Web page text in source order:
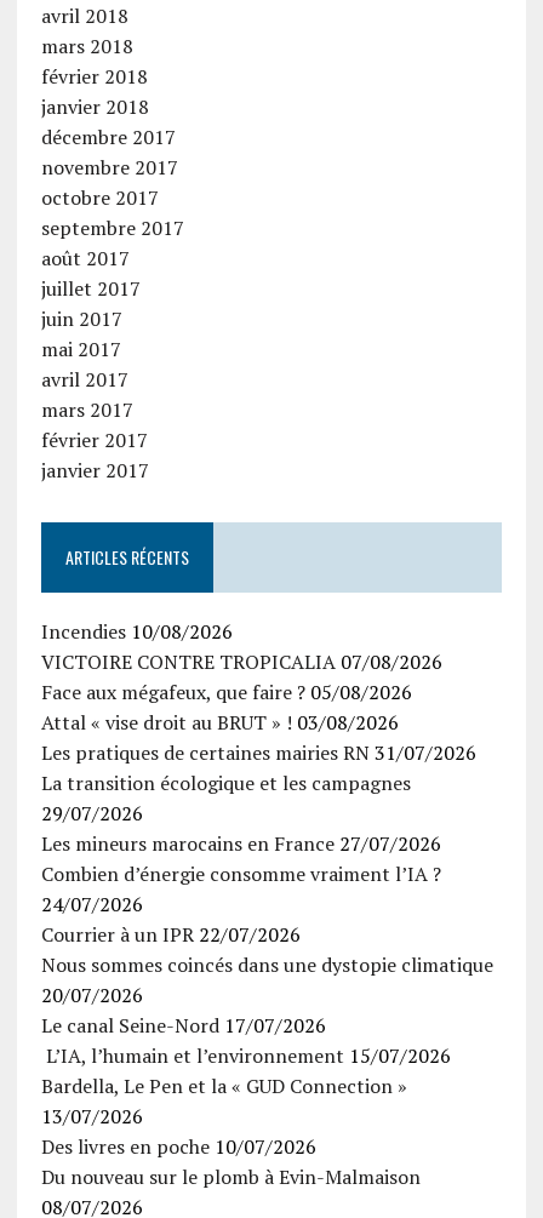
avril 2018
mars 2018
février 2018
janvier 2018
décembre 2017
novembre 2017
octobre 2017
septembre 2017
août 2017
juillet 2017
juin 2017
mai 2017
avril 2017
mars 2017
février 2017
janvier 2017
ARTICLES RÉCENTS
Incendies 10/08/2026
VICTOIRE CONTRE TROPICALIA 07/08/2026
Face aux mégafeux, que faire ? 05/08/2026
Attal « vise droit au BRUT » ! 03/08/2026
Les pratiques de certaines mairies RN 31/07/2026
La transition écologique et les campagnes
29/07/2026
Les mineurs marocains en France 27/07/2026
Combien d’énergie consomme vraiment l’IA ?
24/07/2026
Courrier à un IPR 22/07/2026
Nous sommes coincés dans une dystopie climatique
20/07/2026
Le canal Seine-Nord 17/07/2026
L’IA, l’humain et l’environnement 15/07/2026
Bardella, Le Pen et la « GUD Connection »
13/07/2026
Des livres en poche 10/07/2026
Du nouveau sur le plomb à Evin-Malmaison
08/07/2026